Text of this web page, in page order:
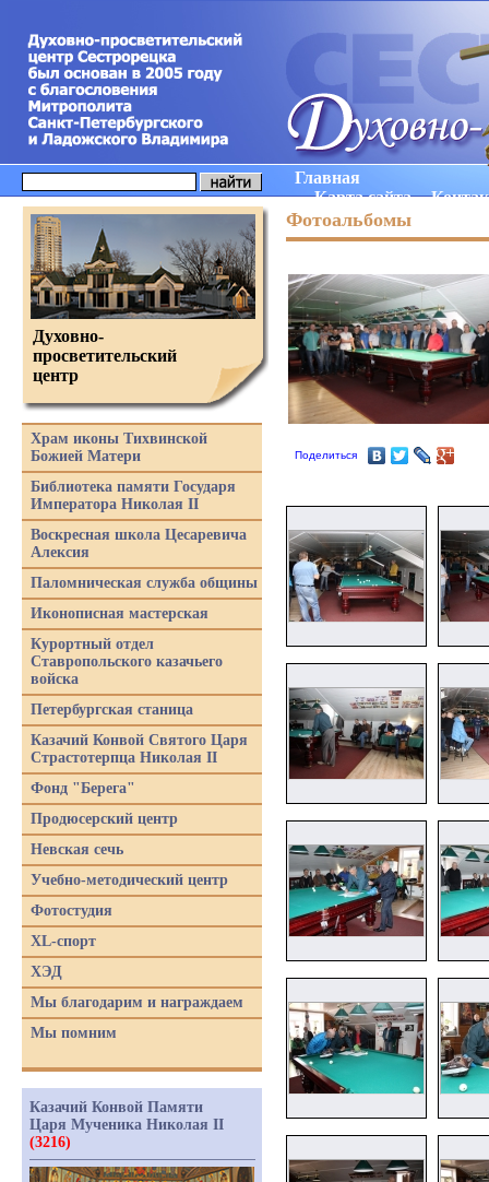
Главная
Карта сайта
Фотоальбомы
Поделиться
Духовно-
просветительский
центр
Храм иконы Тихвинской
Божией Матери
Библиотека памяти Государя
Императора Николая II
Воскресная школа Цесаревича
Алексия
Паломническая служба общины
Иконописная мастерская
Курортный отдел
Ставропольского казачьего
войска
Петербургская станица
Казачий Конвой Святого Царя
Страстотерпца Николая II
Фонд "Берега"
Продюсерский центр
Невская сечь
Учебно-методический центр
Фотостудия
XL-спорт
ХЭД
Мы благодарим и награждаем
Мы помним
Казачий Конвой Памяти
Царя Мученика Николая II
(3216)